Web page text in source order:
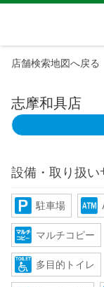
店舗検索地図へ戻る
志摩和具店
設備・取り扱い
駐車場
マルチコピー
多目的トイレ